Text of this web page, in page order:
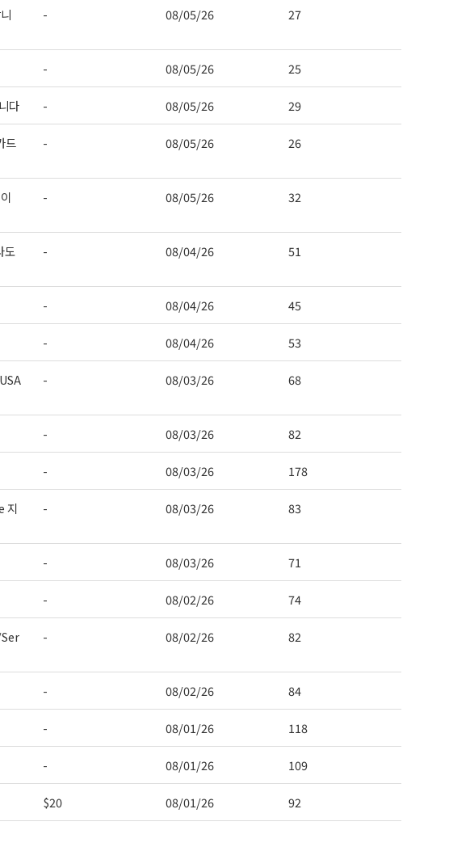
- 08/05/26 27
- 08/05/26 25
다 - 08/05/26 29
드
- 08/05/26 26
- 08/05/26 32
도
- 08/04/26 51
- 08/04/26 45
- 08/04/26 53
- 08/03/26 68
- 08/03/26 82
- 08/03/26 178
지
- 08/03/26 83
- 08/03/26 71
- 08/02/26 74
- 08/02/26 82
- 08/02/26 84
- 08/01/26 118
- 08/01/26 109
$20 08/01/26 92